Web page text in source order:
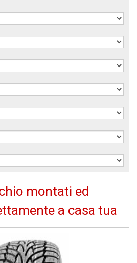
montati ed
a casa tua